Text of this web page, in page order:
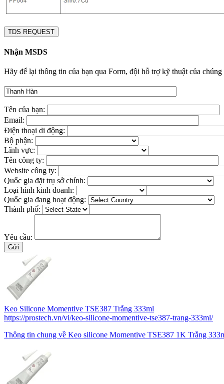
TDS REQUEST
Nhận MSDS
Hãy để lại thông tin của bạn qua Form, đội hỗ trợ kỹ thuật của
Tên của bạn:
Email:
Điện thoại di động:
Bộ phận:
Lĩnh vực:
Tên công ty:
Website công ty:
Quốc gia đặt trụ sở chính:
Loại hình kinh doanh:
Quốc gia đang hoạt động:
Thành phố:
Yêu cầu:
Keo Silicone Momentive TSE387 Trắng 333ml
https://prostech.vn/vi/keo-silicone-momentive-tse387-trang-333ml/
Thông tin chung về Keo silicone Momentive TSE387 1K Trắng